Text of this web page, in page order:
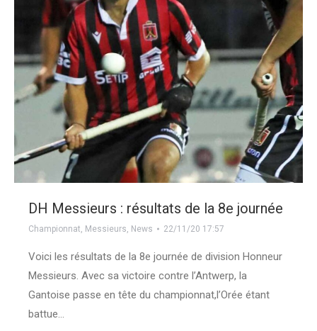
DH Messieurs : résultats de la 8e journée
Championnat, Messieurs, News 22/11/20 17:57
Voici les résultats de la 8e journée de division Honneur
Messieurs. Avec sa victoire contre l’Antwerp, la
Gantoise passe en tête du championnat,l’Orée étant
battue…